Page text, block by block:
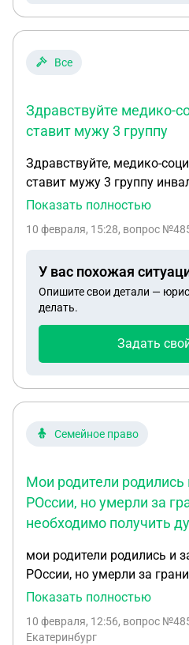
Все
Здравствуйте медико-
ставит мужу 3 группу
Здравствуйте, медико-
ставит мужу 3 группу
все документы
ввк с группой «в» в следствии
Показать полностью
10 февраля, 15:28, вопрос
У вас похожая
Опишите свои детали —
делать.
Задать
Семейное право
Мои родители
РОссии, но умерли за
необходимо получить
мои родители родились и
РОссии, но умерли за
получить дубликат
свидетельство о смерти только копия и на
Показать полностью
10 февраля, 12:56, вопрос
Екатеринбург